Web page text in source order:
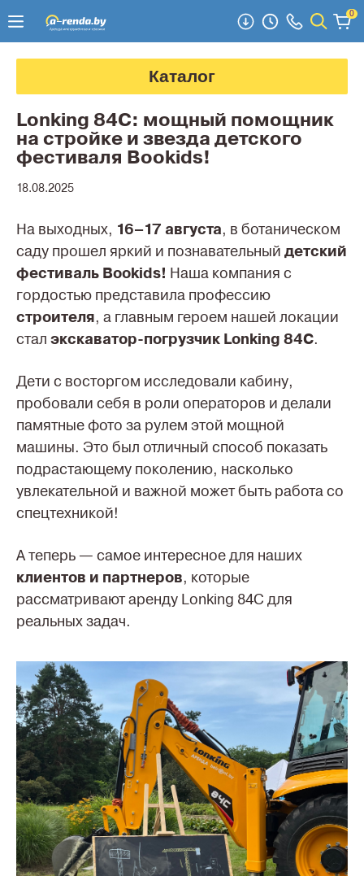
0
Каталог
Lonking 84C: мощный помощник
на стройке и звезда детского
фестиваля Bookids!
18.08.2025
На выходных, 16–17 августа, в ботаническом
саду прошел яркий и познавательный детский
фестиваль Bookids! Наша компания с
гордостью представила профессию
строителя, а главным героем нашей локации
стал экскаватор-погрузчик Lonking 84C.
Дети с восторгом исследовали кабину,
пробовали себя в роли операторов и делали
памятные фото за рулем этой мощной
машины. Это был отличный способ показать
подрастающему поколению, насколько
увлекательной и важной может быть работа со
спецтехникой!
А теперь — самое интересное для наших
клиентов и партнеров, которые
рассматривают аренду Lonking 84C для
реальных задач.